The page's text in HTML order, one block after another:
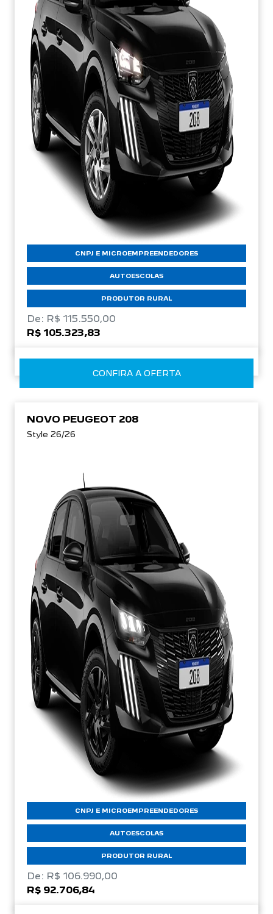
CNPJ E MICROEMPREENDEDORES
AUTOESCOLAS
PRODUTOR RURAL
De: R$ 115.550,00
R$ 105.323,83
CONFIRA A OFERTA
NOVO PEUGEOT 208
Style 26/26
CNPJ E MICROEMPREENDEDORES
AUTOESCOLAS
PRODUTOR RURAL
De: R$ 106.990,00
R$ 92.706,84